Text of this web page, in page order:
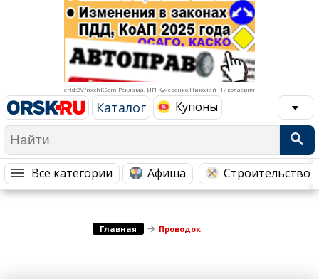
erid:2VfnxxhKSem Реклама. ИП Кучеренко Николай Николаевич
Каталог Купоны
Все категории Афиша Строительство
Спорт Фитнес
Недвижимость
Красота Косметология
Медицина Здоровье
Путешествия, Туризм
Гостиницы
Образование
Бытовые услуги
Социальные организации
Это интересно
Администрация
Промышленность
Сельское хозяйство
Ветеринария, Зоотовары
Курьерская служба, Службы до...
Главная Проводок